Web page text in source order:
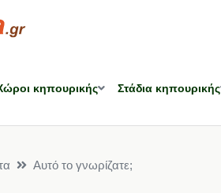
κηπουρικής Στάδια κηπουρικής
Αυτό το γνωρίζατε;